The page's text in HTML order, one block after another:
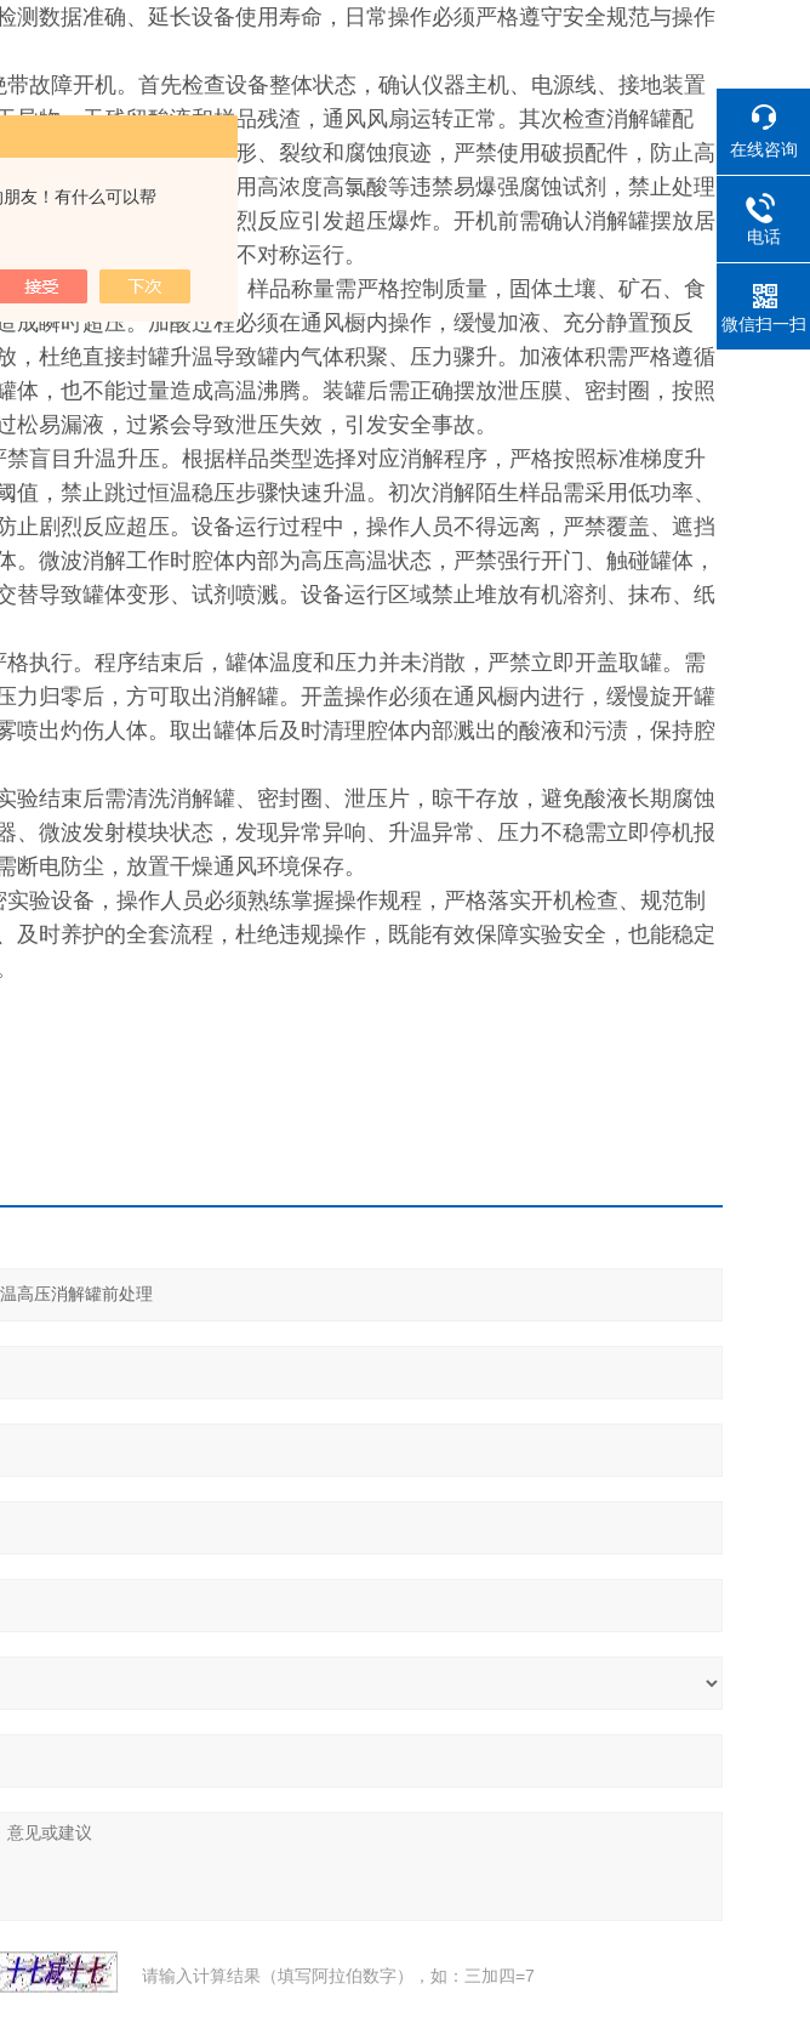
友！有什么可以帮
测数据准确、延长设备使用寿命，日常操作必须严格遵守安全规范与操作
故障开机。首先检查设备整体状态，确认仪器主机、电源线、接地装置
异物、无残留酸液和样品残渣，通风风扇运转正常。其次检查消解罐配
完好平整，无老化、变形、裂纹和腐蚀痕迹，严禁使用破损配件，防止高
核对实验试剂，严禁使用高浓度高氯酸等违禁易爆强腐蚀试剂，禁止处理
样品，避免腔体内部剧烈反应引发超压爆炸。开机前需确认消解罐摆放居
求，不得空罐或少罐不对称运行。
保证数据精准的关键。样品称量需严格控制质量，固体土壤、矿石、食
成瞬时超压。加酸过程必须在通风橱内操作，缓慢加液、充分静置预反
，杜绝直接封罐升温导致罐内气体积聚、压力骤升。加液体积需严格遵循
体，也不能过量造成高温沸腾。装罐后需正确摆放泄压膜、密封圈，按照
易漏液，过紧会导致泄压失效，引发安全事故。
盲目升温升压。根据样品类型选择对应消解程序，严格按照标准梯度升
，禁止跳过恒温稳压步骤快速升温。初次消解陌生样品需采用低功率、
止剧烈反应超压。设备运行过程中，操作人员不得远离，严禁覆盖、遮挡
。微波消解工作时腔体内部为高压高温状态，严禁强行开门、触碰罐体，
替导致罐体变形、试剂喷溅。设备运行区域禁止堆放有机溶剂、抹布、纸
执行。程序结束后，罐体温度和压力并未消散，严禁立即开盖取罐。需
力归零后，方可取出消解罐。开盖操作必须在通风橱内进行，缓慢旋开罐
喷出灼伤人体。取出罐体后及时清理腔体内部溅出的酸液和污渍，保持腔
验结束后需清洗消解罐、密封圈、泄压片，晾干存放，避免酸液长期腐蚀
、微波发射模块状态，发现异常异响、升温异常、压力不稳需立即停机报
电防尘，放置干燥通风环境保存。
验设备，操作人员必须熟练掌握操作规程，严格落实开机检查、规范制
及时养护的全套流程，杜绝违规操作，既能有效保障实验安全，也能稳定
请输入计算结果（填写阿拉伯数字），如：三加四=7
在线咨询
电话
微信扫一扫